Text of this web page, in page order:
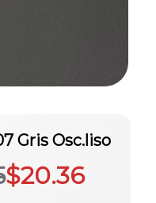
Gris Osc.liso
$20.36